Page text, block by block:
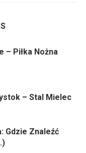
– Piłka Nożna
– Stal Mielec
Gdzie Znaleźć